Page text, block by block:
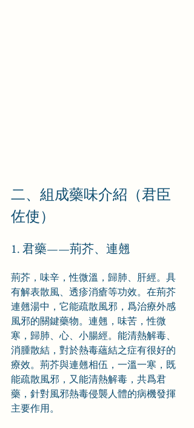
二、組成藥味介紹（君臣
佐使）
1. 君藥——荊芥、連翹
荊芥，味辛，性微溫，歸肺、肝經。具
有解表散風、透疹消瘡等功效。在荊芥
連翹湯中，它能疏散風邪，爲治療外感
風邪的關鍵藥物。連翹，味苦，性微
寒，歸肺、心、小腸經。能清熱解毒、
消腫散結，對於熱毒蘊結之症有很好的
療效。荊芥與連翹相伍，一溫一寒，既
能疏散風邪，又能清熱解毒，共爲君
藥，針對風邪熱毒侵襲人體的病機發揮
主要作用。